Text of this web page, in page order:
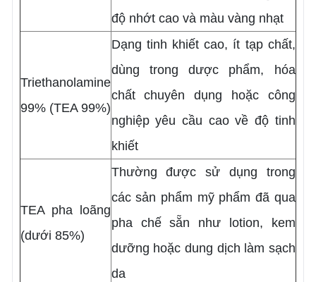
độ nhớt cao và màu vàng nhạt
Triethanolamine
99% (TEA 99%)
Dạng tinh khiết cao, ít tạp chất,
dùng trong dược phẩm, hóa
chất chuyên dụng hoặc công
nghiệp yêu cầu cao về độ tinh
khiết
TEA pha loãng
(dưới 85%)
Thường được sử dụng trong
các sản phẩm mỹ phẩm đã qua
pha chế sẵn như lotion, kem
dưỡng hoặc dung dịch làm sạch
da